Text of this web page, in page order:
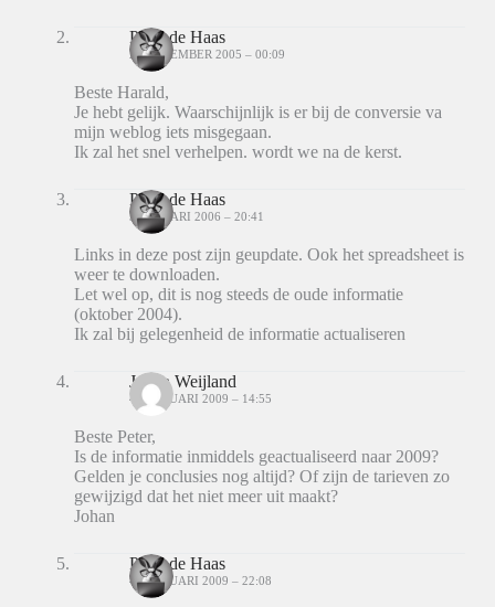
Peter de Haas
22 DECEMBER 2005 – 00:09
Beste Harald,
Je hebt gelijk. Waarschijnlijk is er bij de conversie va
mijn weblog iets misgegaan.
Ik zal het snel verhelpen. wordt we na de kerst.
Peter de Haas
3 JANUARI 2006 – 20:41
Links in deze post zijn geupdate. Ook het spreadsheet is
weer te downloaden.
Let wel op, dit is nog steeds de oude informatie
(oktober 2004).
Ik zal bij gelegenheid de informatie actualiseren
Johan Weijland
4 FEBRUARI 2009 – 14:55
Beste Peter,
Is de informatie inmiddels geactualiseerd naar 2009?
Gelden je conclusies nog altijd? Of zijn de tarieven zo
gewijzigd dat het niet meer uit maakt?
Johan
Peter de Haas
4 FEBRUARI 2009 – 22:08